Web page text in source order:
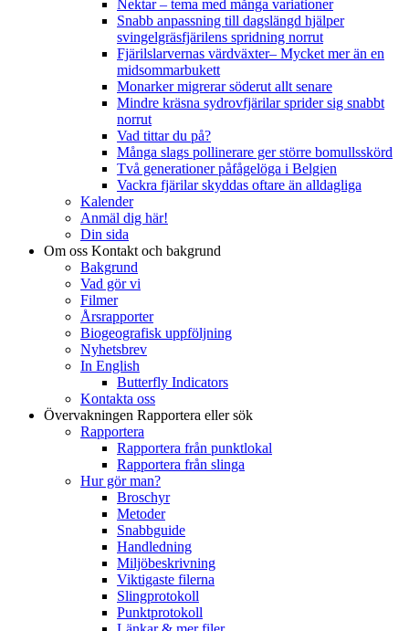
Nektar – tema med många variationer
Snabb anpassning till dagslängd hjälper
svingelgräsfjärilens spridning norrut
Fjärilslarvernas värdväxter– Mycket mer än en
midsommarbukett
Monarker migrerar söderut allt senare
Mindre kräsna sydrovfjärilar sprider sig snabbt
norrut
Vad tittar du på?
Många slags pollinerare ger större bomullsskörd
Två generationer påfågelöga i Belgien
Vackra fjärilar skyddas oftare än alldagliga
Kalender
Anmäl dig här!
Din sida
Om oss Kontakt och bakgrund
Bakgrund
Vad gör vi
Filmer
Årsrapporter
Biogeografisk uppföljning
Nyhetsbrev
In English
Butterfly Indicators
Kontakta oss
Övervakningen Rapportera eller sök
Rapportera
Rapportera från punktlokal
Rapportera från slinga
Hur gör man?
Broschyr
Metoder
Snabbguide
Handledning
Miljöbeskrivning
Viktigaste filerna
Slingprotokoll
Punktprotokoll